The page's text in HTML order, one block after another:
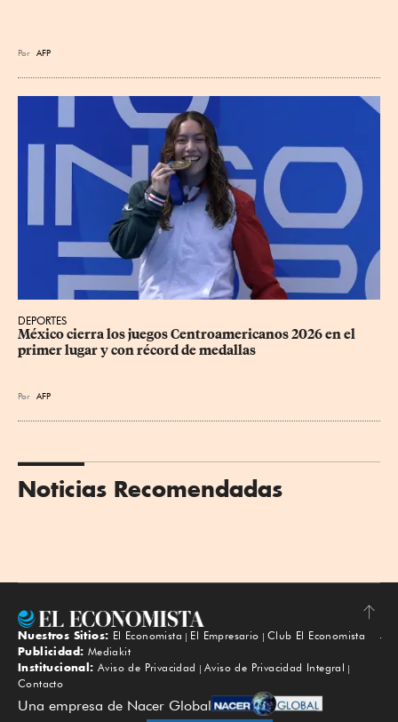
Por AFP
DEPORTES
México cierra los juegos Centroamericanos 2026 en el
primer lugar y con récord de medallas
Por AFP
Noticias Recomendadas
Subir
Nuestros Sitios: El Economista El Empresario
Club El Economista
Publicidad: Mediakit
Institucional: Aviso de Privacidad
Aviso de Privacidad Integral
Contacto
Una empresa de Nacer Global